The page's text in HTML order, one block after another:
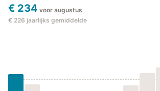
€ 234 voor augustus
€ 226 jaarlijks gemiddelde